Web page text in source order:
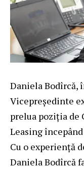
Daniela Bodîrcă,
Vicepreședinte
prelua poziţia de
Leasing
Cu o experienţă
Daniela Bodîrcă